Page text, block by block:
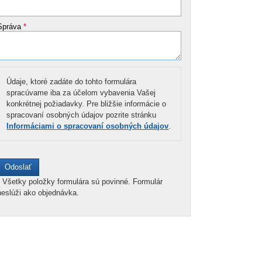
*
Údaje, ktoré zadáte do tohto formulára
spracúvame iba za účelom vybavenia Vašej
konkrétnej požiadavky. Pre bližšie informácie o
spracovaní osobných údajov pozrite stránku
Informáciami o spracovaní osobných údajov
Všetky položky formulára sú povinné. Formulár
ako objednávka.